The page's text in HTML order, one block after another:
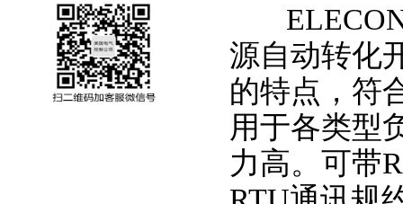
ELECON-
源自动转化
的特点，符
用于各类型
力高。可带